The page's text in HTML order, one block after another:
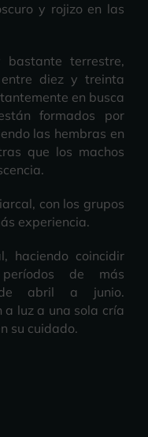
y rojizo en las
bastante terrestre,
diez y treinta
en busca
formados por
las hembras en
que los machos
con los grupos
experiencia.
haciendo coincidir
de más
abril a junio.
luz a una sola cría
su cuidado.